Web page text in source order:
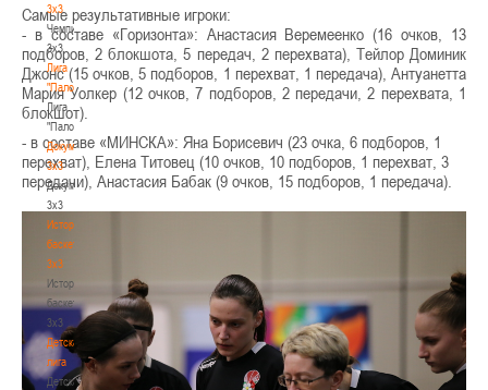
3х3
Чемпионат
3х3
Лига
"Палова"
Лига
"Палова"
Документы
3х3
Документы
3х3
История
баскетбола
3х3
История
баскетбола
3х3
Детская
лига
Детская
Самые результативные игроки:
- в составе «Горизонта»: Анастасия Веремеенко (16 очков, 13
подборов, 2 блокшота, 5 передач, 2 перехвата), Тейлор Доминик
Джонс (15 очков, 5 подборов, 1 перехват, 1 передача), Антуанетта
Мария Уолкер (12 очков, 7 подборов, 2 передачи, 2 перехвата, 1
блокшот).
- в составе «МИНСКА»: Яна Борисевич (23 очка, 6 подборов, 1
перехват), Елена Титовец (10 очков, 10 подборов, 1 перехват, 3
передачи), Анастасия Бабак (9 очков, 15 подборов, 1 передача).